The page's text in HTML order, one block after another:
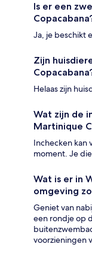
Is er een
Ja, je beschikt
Zijn
Helaas zijn
Wat zijn de
Martinique
Inchecken kan
moment. Je
Wat is er in
omgeving
Geniet van
een rondje op
voorzieningen